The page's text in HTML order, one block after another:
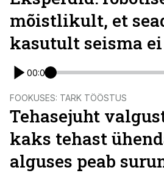
mõistlikult, et
kasutult seisma
00:00
FOOKUSES: TARK TÖÖSTUS
Tehasejuht
kaks tehast
alguses peab